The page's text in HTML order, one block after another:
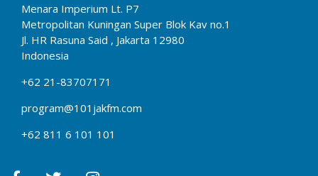
Menara Imperium Lt. P7
Metropolitan Kuningan Super Blok Kav no.1
Jl. HR Rasuna Said , Jakarta 12980
Indonesia
+62 21-83707171
program@101jakfm.com
+62 811 6 101 101